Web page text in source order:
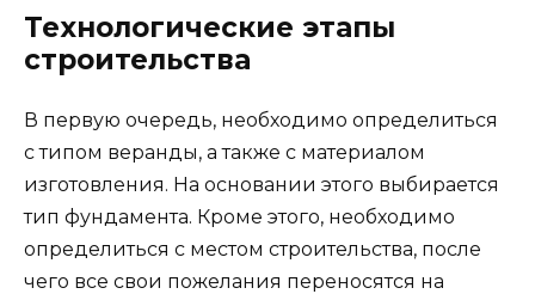
Технологические этапы
строительства
В первую очередь, необходимо определиться
с типом веранды, а также с материалом
изготовления. На основании этого выбирается
тип фундамента. Кроме этого, необходимо
определиться с местом строительства, после
чего все свои пожелания переносятся на